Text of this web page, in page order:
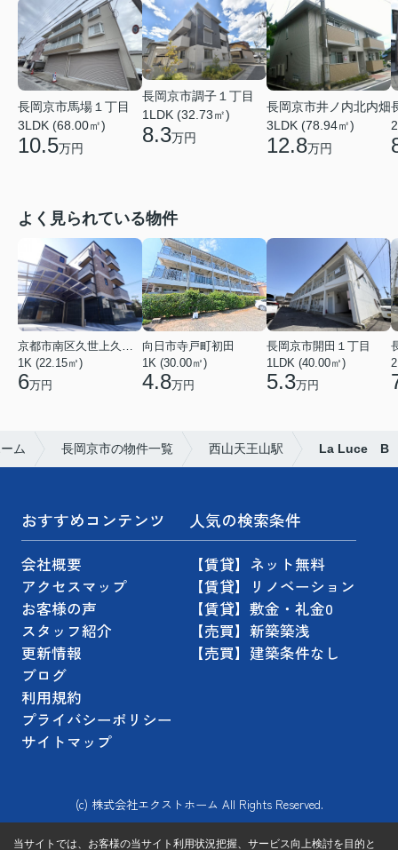
長岡京市馬場１丁目
3LDK (68.00㎡)
10.5万円
長岡京市調子１丁目
1LDK (32.73㎡)
8.3万円
長岡京市井ノ内北内畑
3LDK (78.94㎡)
12.8万円
よく見られている物件
1K (22.15㎡)
6万円
向日市寺戸町初田
1K (30.00㎡)
4.8万円
長岡京市開田１丁目
1LDK (40.00㎡)
5.3万円
ム 長岡京市の物件一覧 西山天王山駅 La Luce B
おすすめコンテンツ
会社概要
アクセスマップ
お客様の声
スタッフ紹介
更新情報
ブログ
利用規約
プライバシーポリシー
サイトマップ
人気の検索条件
【賃貸】ネット無料
【賃貸】リノベーション
【賃貸】敷金・礼金0
【売買】新築築浅
【売買】建築条件なし
(c) 株式会社エクストホーム All Rights Reserved.
当サイトでは、お客様の当サイト利用状況把握、サービス向上検討を目的と